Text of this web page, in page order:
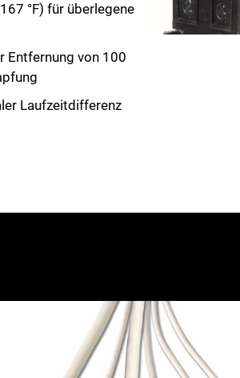
°F) für überlegene
Entfernung von 100
Laufzeitdifferenz